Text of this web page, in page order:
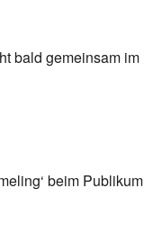
bald gemeinsam im
beim Publikum